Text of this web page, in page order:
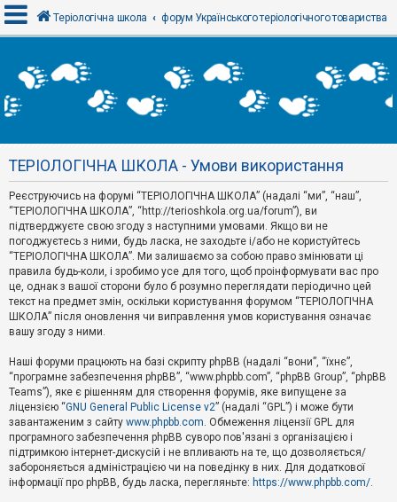
х
і
Р
є
с
т
р
а
ц
я
Т
м
и
б
е
з
в
і
д
п
о
в
Теріологічна школа форум Українського теріологічного товариства
ТЕРІОЛОГІЧНА ШКОЛА - Умови використання
Реєструючись на форумі “ТЕРІОЛОГІЧНА ШКОЛА” (надалі “ми”, “наш”,
“ТЕРІОЛОГІЧНА ШКОЛА”, “http://terioshkola.org.ua/forum”), ви
підтверджуєте свою згоду з наступними умовами. Якщо ви не
погоджуєтесь з ними, будь ласка, не заходьте і/або не користуйтесь
“ТЕРІОЛОГІЧНА ШКОЛА”. Ми залишаємо за собою право змінювати ці
правила будь-коли, і зробимо усе для того, щоб проінформувати вас про
це, однак з вашої сторони було б розумно переглядати періодично цей
текст на предмет змін, оскільки користування форумом “ТЕРІОЛОГІЧНА
ШКОЛА” після оновлення чи виправлення умов користування означає
вашу згоду з ними.
Наші форуми працюють на базі скрипту phpBB (надалі “вони”, “їхнє”,
“програмне забезпечення phpBB”, “www.phpbb.com”, “phpBB Group”, “phpBB
Teams”), яке є рішенням для створення форумів, яке випущене за
ліцензією “GNU General Public License v2” (надалі “GPL”) і може бути
завантаженим з сайту www.phpbb.com. Обмеження ліцензії GPL для
програмного забезпечення phpBB суворо пов'язані з організацією і
підтримкою інтернет-дискусій і не впливають на те, що дозволяється/
забороняється адміністрацією чи на поведінку в них. Для додаткової
інформації про phpBB, будь ласка, перегляньте: https://www.phpbb.com/.